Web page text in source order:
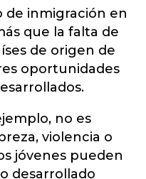
de inmigración en
que la falta de
de origen de
oportunidades
no es
violencia o
jóvenes pueden
desarrollado